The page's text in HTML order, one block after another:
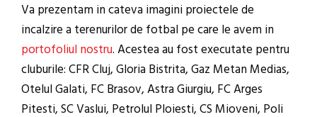
Va prezentam in cateva imagini proiectele de
incalzire a terenurilor de fotbal pe care le avem in
portofoliul nostru. Acestea au fost executate pentru
cluburile: CFR Cluj, Gloria Bistrita, Gaz Metan Medias,
Otelul Galati, FC Brasov, Astra Giurgiu, FC Arges
Pitesti, SC Vaslui, Petrolul Ploiesti, CS Mioveni, Poli